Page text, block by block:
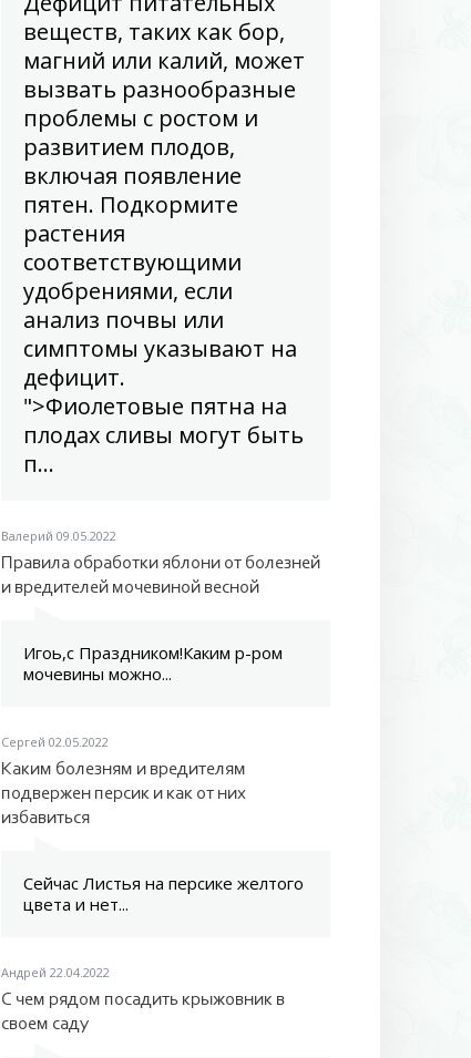
веществ, таких как бор,
магний или калий, может
вызвать разнообразные
проблемы с ростом и
развитием плодов,
включая появление
пятен. Подкормите
растения
соответствующими
удобрениями, если
анализ почвы или
симптомы указывают на
дефицит.
">Фиолетовые пятна на
плодах сливы могут быть
п...
Валерий 09.05.2022
Правила обработки яблони от болезней
и вредителей мочевиной весной
Игоь,с Праздником!Каким р-ром
мочевины можно...
Сергей 02.05.2022
Каким болезням и вредителям
подвержен персик и как от них
избавиться
Сейчас Листья на персике желтого
цвета и нет...
Андрей 22.04.2022
С чем рядом посадить крыжовник в
своем саду